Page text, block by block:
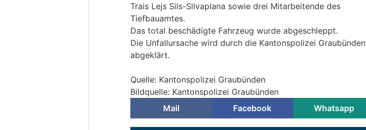
Trais Lejs Sils-Silvaplana sowie drei Mitarbeitende des
Tiefbauamtes.
Das total beschädigte Fahrzeug wurde abgeschleppt.
Die Unfallursache wird durch die Kantonspolizei Graubünden
abgeklärt.
Quelle: Kantonspolizei Graubünden
Bildquelle: Kantonspolizei Graubünden
Mail
Facebook Whatsapp